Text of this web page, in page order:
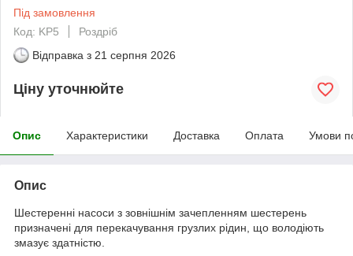
Під замовлення
Код: KP5
Роздріб
Відправка з 21 серпня 2026
Ціну уточнюйте
Опис Характеристики Доставка Оплата Умови
Опис
Шестеренні насоси з зовнішнім зачепленням шестерень
призначені для перекачування грузлих рідин, що володіють
змазує здатністю.